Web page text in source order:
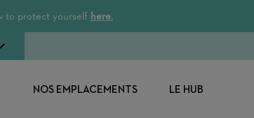
to protect yourself here.
NOS EMPLACEMENTS LE HUB